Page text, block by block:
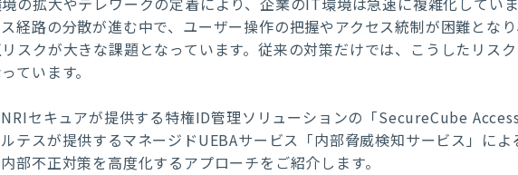
経路の分散が進む中で、ユーザー操作の把握やアクセス統制が困難とな
スクが大きな課題となっています。従来の対策だけでは、こうしたリス
ています。
セキュアが提供する特権ID管理ソリューションの「SecureCube
テスが提供するマネージドUEBAサービス「内部脅威検知サービス」に
部不正対策を高度化するアプローチをご紹介します。